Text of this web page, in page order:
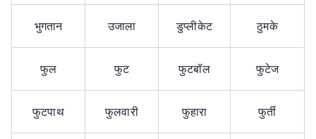
भुगतान उजाला डुप्लीकेट ठुमके
फुल फुट फुटबॉल फुटेज
फुटपाथ फुलवारी फुहारा फुर्ती